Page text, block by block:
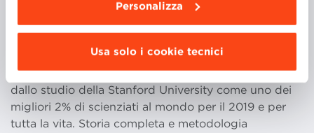
Personalizza
Usa solo i cookie tecnici
Organizational Change (2015 e 2020) e
dall’Accounting, Auditing and Accountability Journal
australiano come Field Leader in Accounting and
Taxation australiano. Inoltre, è stato riconosciuto
dallo studio della Stanford University come uno dei
migliori 2% di scienziati al mondo per il 2019 e per
tutta la vita. Storia completa e metodologia